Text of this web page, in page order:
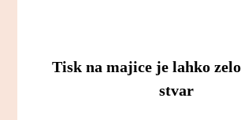
Tisk na majice je lahko
stvar